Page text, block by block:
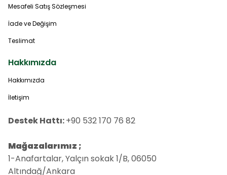
Mesafeli Satış Sözleşmesi
İade ve Değişim
Teslimat
Hakkımızda
Hakkımızda
İletişim
Destek Hattı:+90 532 170 76 82
Mağazalarımız ;
1-Anafartalar, Yalçın sokak 1/B, 06050
Altındağ/Ankara